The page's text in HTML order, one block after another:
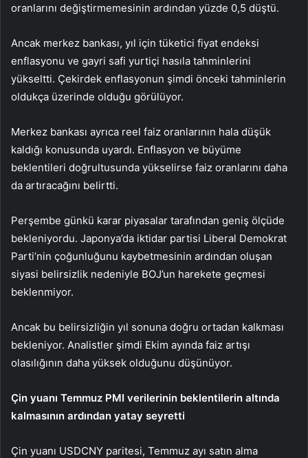
oranlarını değiştirmemesinin ardından yüzde 0,5 düştü.
Ancak merkez bankası, yıl için tüketici fiyat endeksi
enflasyonu ve gayri safi yurtiçi hasıla tahminlerini
yükseltti. Çekirdek enflasyonun şimdi önceki tahminlerin
oldukça üzerinde olduğu görülüyor.
Merkez bankası ayrıca reel faiz oranlarının hala düşük
kaldığı konusunda uyardı. Enflasyon ve büyüme
beklentileri doğrultusunda yükselirse faiz oranlarını daha
da artıracağını belirtti.
Perşembe günkü karar piyasalar tarafından geniş ölçüde
bekleniyordu. Japonya’da iktidar partisi Liberal Demokrat
Parti’nin çoğunluğunu kaybetmesinin ardından oluşan
siyasi belirsizlik nedeniyle BOJ’un harekete geçmesi
beklenmiyor.
Ancak bu belirsizliğin yıl sonuna doğru ortadan kalkması
bekleniyor. Analistler şimdi Ekim ayında faiz artışı
olasılığının daha yüksek olduğunu düşünüyor.
Çin yuanı Temmuz PMI verilerinin beklentilerin altında
kalmasının ardından yatay seyretti
Çin yuanı USDCNY paritesi, Temmuz ayı satın alma